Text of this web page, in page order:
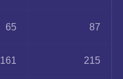
65 87
161 215